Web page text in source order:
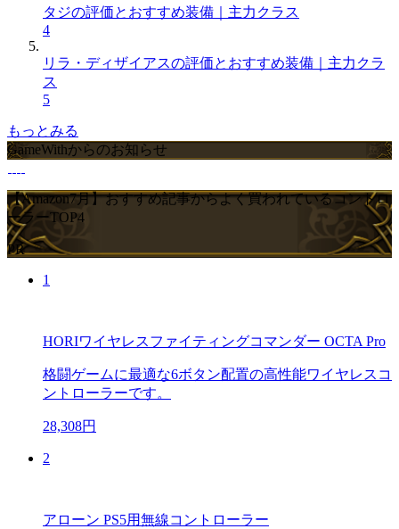
タジの評価とおすすめ装備｜主力クラス
4
リラ・ディザイアスの評価とおすすめ装備｜主力クラ
ス
5
もっとみる
GameWithからのお知らせ
【Amazon7月】おすすめ記事からよく買われているコントロ
ーラーTOP4
PR
1
HORIワイヤレスファイティングコマンダー OCTA Pro
格闘ゲームに最適な6ボタン配置の高性能ワイヤレスコ
ントローラーです。
28,308円
2
アローン PS5用無線コントローラー